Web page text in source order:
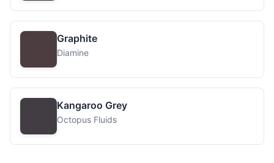
Graphite
Diamine
Kangaroo Grey
Octopus Fluids